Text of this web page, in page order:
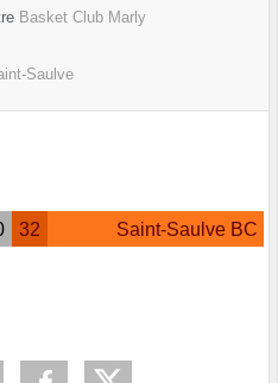
Basket Club Marly
Saulve
32 Saint-Saulve BC